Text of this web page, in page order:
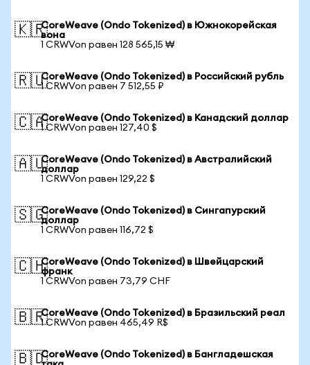
🇰🇷CoreWeave (Ondo Tokenized) в Южнокорейская
вона
1 CRWVon равен 128 565,15 ₩
🇷🇺CoreWeave (Ondo Tokenized) в Российский рубль
1 CRWVon равен 7 512,55 ₽
🇨🇦CoreWeave (Ondo Tokenized) в Канадский доллар
1 CRWVon равен 127,40 $
🇦🇺CoreWeave (Ondo Tokenized) в Австралийский
доллар
1 CRWVon равен 129,22 $
🇸🇬CoreWeave (Ondo Tokenized) в Сингапурский
доллар
1 CRWVon равен 116,72 $
🇨🇭CoreWeave (Ondo Tokenized) в Швейцарский
франк
1 CRWVon равен 73,79 CHF
🇧🇷CoreWeave (Ondo Tokenized) в Бразильский реал
1 CRWVon равен 465,49 R$
🇧🇩CoreWeave (Ondo Tokenized) в Бангладешская